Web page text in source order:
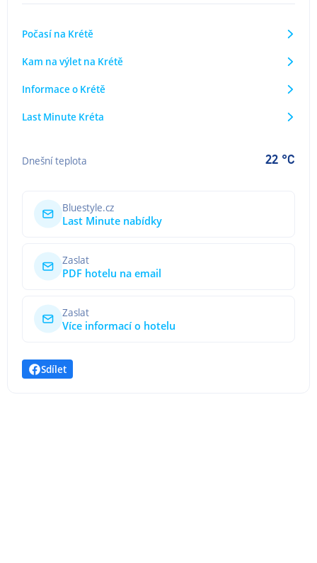
Počasí na Krétě
Kam na výlet na Krétě
Informace o Krétě
Last Minute Kréta
Dnešní teplota 22 °C
Bluestyle.cz
Last Minute nabídky
Zaslat
PDF hotelu na email
Zaslat
Více informací o hotelu
Sdílet